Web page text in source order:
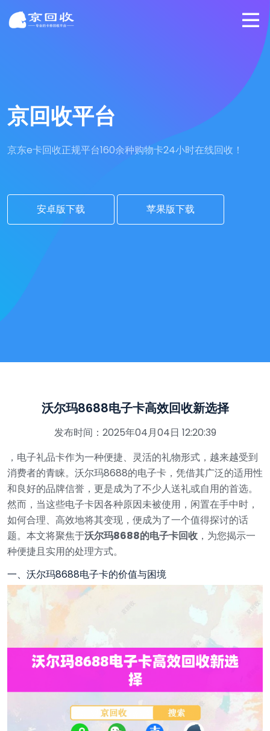
京回收平台
京东e卡回收正规平台160余种购物卡24小时在线回收！
安卓版下载 苹果版下载
沃尔玛8688电子卡高效回收新选择
发布时间：2025年04月04日 12:20:39
，电子礼品卡作为一种便捷、灵活的礼物形式，越来越受到
消费者的青睐。沃尔玛8688的电子卡，凭借其广泛的适用性
和良好的品牌信誉，更是成为了不少人送礼或自用的首选。
然而，当这些电子卡因各种原因未被使用，闲置在手中时，
如何合理、高效地将其变现，便成为了一个值得探讨的话
题。本文将聚焦于沃尔玛8688的电子卡回收，为您揭示一
种便捷且实用的处理方式。
一、沃尔玛8688电子卡的价值与困境